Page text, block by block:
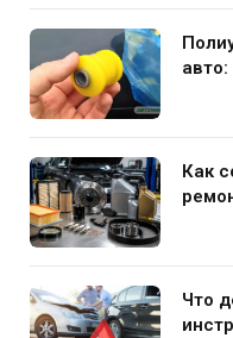
Как
Что